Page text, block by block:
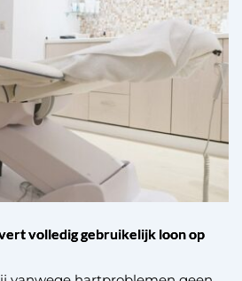
volledig gebruikelijk loon op